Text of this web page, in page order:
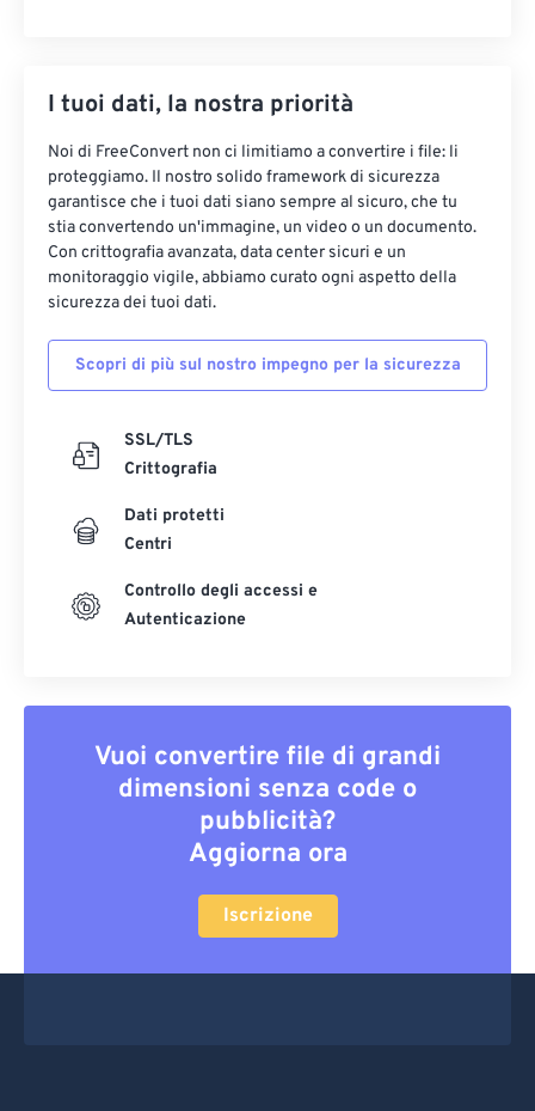
I tuoi dati, la nostra priorità
Noi di FreeConvert non ci limitiamo a convertire i file: li
proteggiamo. Il nostro solido framework di sicurezza
garantisce che i tuoi dati siano sempre al sicuro, che tu
stia convertendo un'immagine, un video o un documento.
Con crittografia avanzata, data center sicuri e un
monitoraggio vigile, abbiamo curato ogni aspetto della
sicurezza dei tuoi dati.
Scopri di più sul nostro impegno per la sicurezza
SSL/TLS
Crittografia
Dati protetti
Centri
Controllo degli accessi e
Autenticazione
Vuoi convertire file di grandi
dimensioni senza code o
pubblicità?
Aggiorna ora
Iscrizione